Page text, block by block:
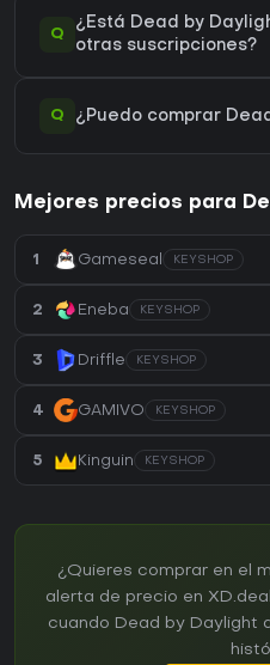
Q
¿Está Dead by
otras suscripciones?
Q ¿Puedo comprar
Mejores precios para
1 Gameseal KEYSHOP
2 Eneba KEYSHOP
3 Driffle KEYSHOP
4 GAMIVO KEYSHOP
5 Kinguin KEYSHOP
¿Quieres comprar en el
alerta de precio en
cuando Dead by Daylight